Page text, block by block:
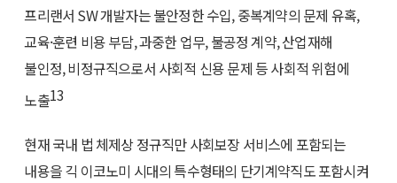
프리랜서 SW 개발자는 불안정한 수입, 중복계약의 문제 유혹,
교육·훈련 비용 부담, 과중한 업무, 불공정 계약, 산업재해
불인정, 비정규직으로서 사회적 신용 문제 등 사회적 위험에
노출13
현재 국내 법 체제상 정규직만 사회보장 서비스에 포함되는
내용을 긱 이코노미 시대의 특수형태의 단기계약직도 포함시켜